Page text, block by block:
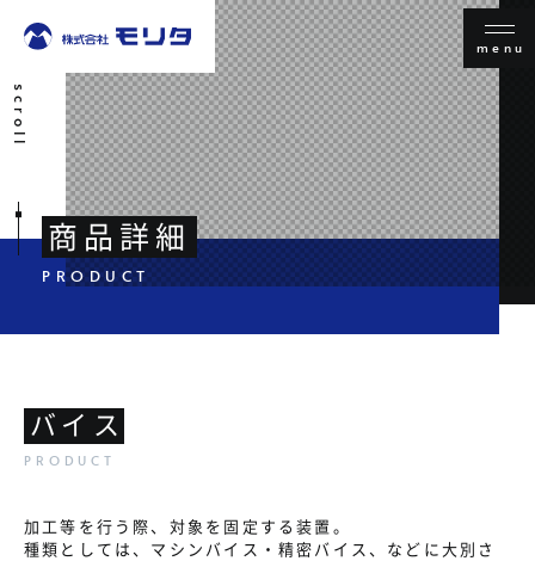
scroll
menu
商品詳細
バイス
加工等を行う際、対象を固定する装置。
種類としては、マシンバイス・精密バイス、などに大別さ